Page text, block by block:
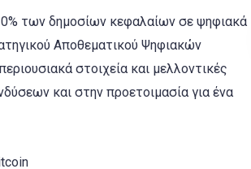
των δημοσίων κεφαλαίων σε ψηφιακά
Αποθεματικού Ψηφιακών
στοιχεία και μελλοντικές
και στην προετοιμασία για ένα